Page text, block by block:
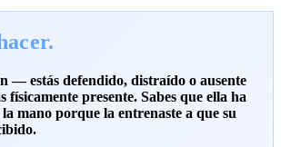
— estás defendido, distraído o ausente
físicamente presente. Sabes que ella ha
mano porque la entrenaste a que su